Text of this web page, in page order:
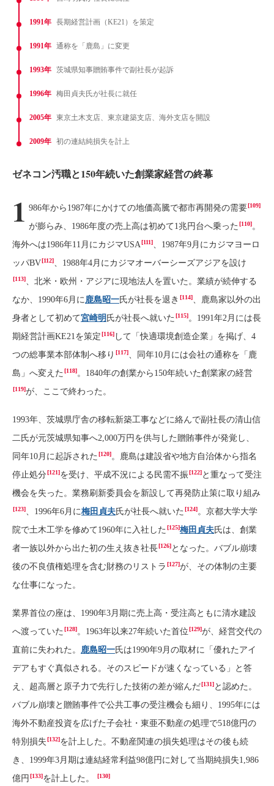
1991年 長期経営計画（KE21）を策定
1991年 通称を「鹿島」に変更
1993年 茨城県知事贈賄事件で副社長が起訴
1996年 梅田貞夫氏が社長に就任
2005年 東京土木支店、東京建築支店、海外支店を開設
2009年 初の連結純損失を計上
ゼネコン汚職と150年続いた創業家経営の終幕
1 986年から1987年にかけての地価高騰で都市再開発の需要[109]
が膨らみ、1986年度の売上高は初めて1兆円台へ乗った [110]。
海外へは1986年11月にカジマUSA[111]、1987年9月にカジマヨーロ
ッパBV[112]、1988年4月にカジマオーバーシーズアジアを設け
[113]、北米・欧州・アジアに現地法人を置いた。業績が続伸する
なか、1990年6月に鹿島昭一氏が社長を退き [114]、鹿島家以外の出
身者として初めて宮崎明 氏が社長へ就いた [115]。1991年2月には長
期経営計画KE21を策定[116] して「快適環境創造企業」を掲げ、4
つの総事業本部体制へ移り [117]、同年10月には会社の通称を「鹿
島」へ変えた [118]。1840年の創業から150年続いた創業家の経営
[119]が、ここで終わった。
1993年、茨城県庁舎の移転新築工事などに絡んで副社長の清山信
二氏が元茨城県知事へ2,000万円を供与した贈賄事件が発覚し、
同年10月に起訴された [120]。鹿島は建設省や地方自治体から指名
停止処分[121]を受け、平成不況による民需不振[122]と重なって受注
機会を失った。業務刷新委員会を新設して再発防止策に取り組み
[123]、1996年6月に梅田貞夫氏が社長へ就いた [124]。京都大学大学
院で土木工学を修めて1960年に入社した [125]梅田貞夫氏は、創業
者一族以外から出た初の生え抜き社長[126]となった。バブル崩壊
後の不良債権処理を含む財務のリストラ [127]が、その体制の主要
な仕事になった。
業界首位の座は、1990年3月期に売上高・受注高ともに清水建設
へ渡っていた [128]。1963年以来27年続いた首位[129]が、経営交代の
直前に失われた。 鹿島昭一氏は1990年9月の取材に「優れたアイ
デアもすぐ真似される。そのスピードが速くなっている」と答
え、超高層と原子力で先行した技術の差が縮んだ[131]と認めた。
バブル崩壊と贈賄事件で公共工事の受注機会も細り、1995年には
海外不動産投資を広げた子会社・東亜不動産の処理で518億円の
特別損失[132]を計上した。不動産関連の損失処理はその後も続
き、1999年3月期は連結経常利益98億円に対して当期純損失1,986
億円 [133]を計上した。 [130]